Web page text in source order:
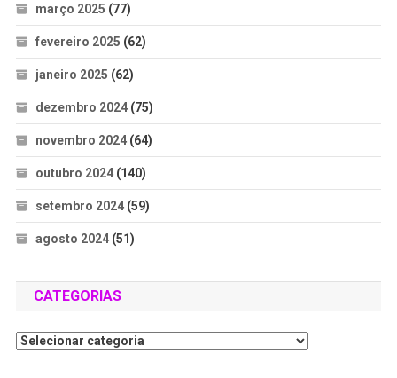
março 2025 (77)
fevereiro 2025 (62)
janeiro 2025 (62)
dezembro 2024(75)
novembro 2024(64)
outubro 2024(140)
setembro 2024(59)
agosto 2024(51)
CATEGORIAS